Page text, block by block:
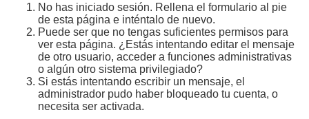
No has iniciado sesión. Rellena el formulario al pie
de esta página e inténtalo de nuevo.
Puede ser que no tengas suficientes permisos para
ver esta página. ¿Estás intentando editar el mensaje
de otro usuario, acceder a funciones administrativas
o algún otro sistema privilegiado?
Si estás intentando escribir un mensaje, el
administrador pudo haber bloqueado tu cuenta, o
necesita ser activada.